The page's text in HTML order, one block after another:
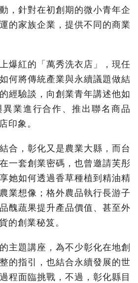
，針對在初創期的微小青年企
的家族企業，提供不同的商業
爆紅的「萬秀洗衣店」，現任
何將傳統產業與永續議題做結
經驗談，向創業青年講述他如
業進行合作、推出聯名商品
印象。
合，彰化又是農業大縣，而台
一套創業密碼，也曾邀請芙彤
她如何透過香草種植到精油精
業想像；格外農品執行長游子
醜蔬果提升產品價值、甚至外
的創業秘笈。
主題講座，為不少彰化在地創
的指引，也結合永續發展的世
程面臨挑戰，不過，彰化縣目